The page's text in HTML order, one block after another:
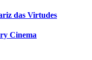
das Virtudes
Cinema